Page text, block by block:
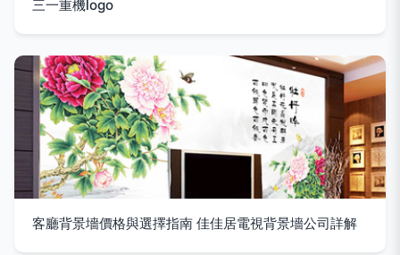
三一重機logo
客廳背景墻價格與選擇指南 佳佳居電視背景墻公司詳解